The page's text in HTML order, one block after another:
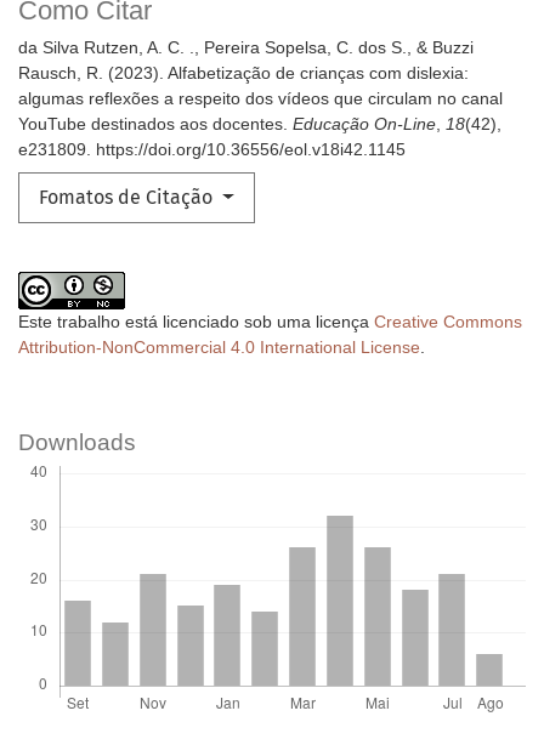
Como Citar
da Silva Rutzen, A. C. ., Pereira Sopelsa, C. dos S., & Buzzi
Rausch, R. (2023). Alfabetização de crianças com dislexia:
algumas reflexões a respeito dos vídeos que circulam no canal
YouTube destinados aos docentes. Educação On-Line, 18(42),
e231809. https://doi.org/10.36556/eol.v18i42.1145
Fomatos de Citação
Este trabalho está licenciado sob uma licença Creative Commons
Attribution-NonCommercial 4.0 International License.
Downloads